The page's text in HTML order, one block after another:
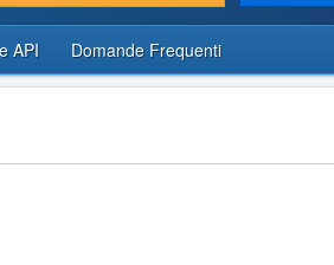
API Domande Frequenti